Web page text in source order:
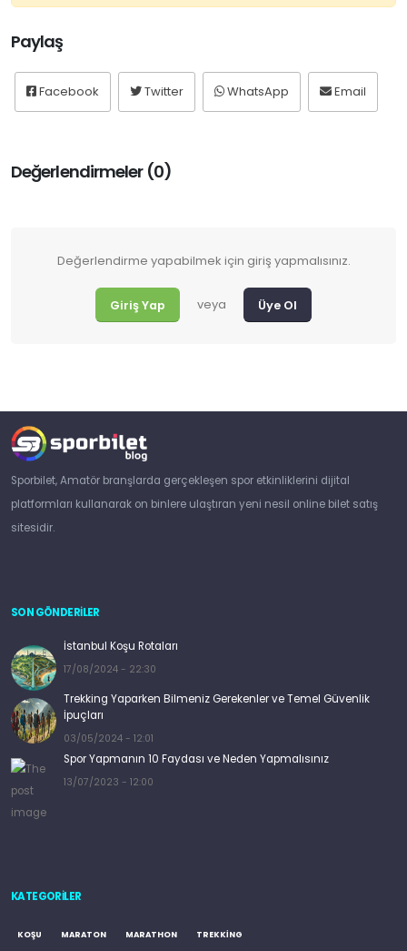
Paylaş
Facebook Twitter WhatsApp Email
Değerlendirmeler (0)
Değerlendirme yapabilmek için giriş yapmalısınız.
Giriş Yap veya Üye Ol
Sporbilet, Amatör branşlarda gerçekleşen spor etkinliklerini dijital
platformları kullanarak on binlere ulaştıran yeni nesil online bilet satış
sitesidir.
SON GÖNDERİLER
İstanbul Koşu Rotaları
17/08/2024 - 22:30
Trekking Yaparken Bilmeniz Gerekenler ve Temel Güvenlik
İpuçları
03/05/2024 - 12:01
Spor Yapmanın 10 Faydası ve Neden Yapmalısınız
13/07/2023 - 12:00
KATEGORILER
KOŞU MARATON MARATHON TREKKING